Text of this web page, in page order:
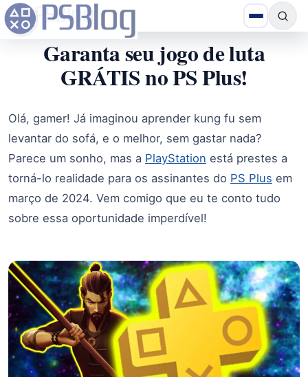
Garanta seu jogo de luta
GRÁTIS no PS Plus!
Olá, gamer! Já imaginou aprender kung fu sem
levantar do sofá, e o melhor, sem gastar nada?
Parece um sonho, mas a PlayStation está prestes a
torná-lo realidade para os assinantes do PS Plus em
março de 2024. Vem comigo que eu te conto tudo
sobre essa oportunidade imperdível!